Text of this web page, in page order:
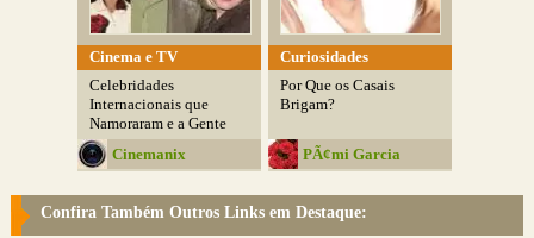
Cinema e TV
Celebridades
Internacionais que
Namoraram e a Gente
Nem...
Cinemanix
Curiosidades
Por Que os Casais
Brigam?
PÃ¢mi Garcia
Confira Também Outros Links em Destaque: